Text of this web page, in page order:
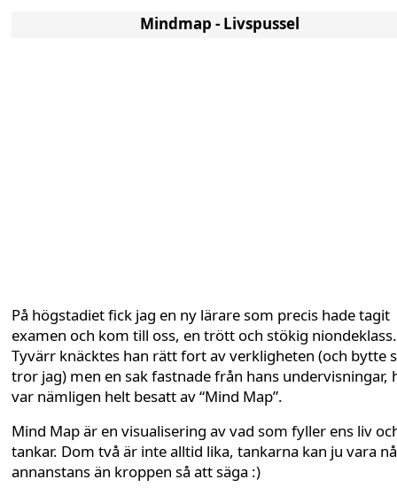
Mindmap - Livspussel
På högstadiet fick jag en ny lärare som precis hade tagit
examen och kom till oss, en trött och stökig niondeklass.
Tyvärr knäcktes han rätt fort av verkligheten (och bytte
tror jag) men en sak fastnade från hans undervisningar,
var nämligen helt besatt av “Mind Map”.
Mind Map är en visualisering av vad som fyller ens liv
tankar. Dom två är inte alltid lika, tankarna kan ju vara
annanstans än kroppen så att säga :)